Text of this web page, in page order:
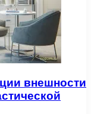
внешности